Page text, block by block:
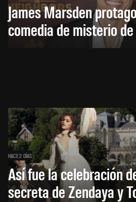
James Marsden
comedia de misterio
HACE 2 DÍAS
Así fue la celebración
secreta de Zendaya y